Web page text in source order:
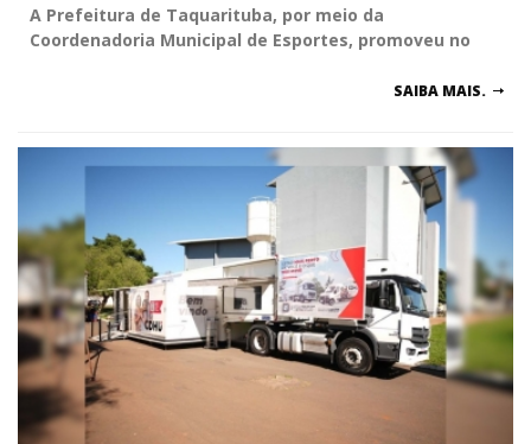
A Prefeitura de Taquarituba, por meio da
Coordenadoria Municipal de Esportes, promoveu no
SAIBA MAIS.